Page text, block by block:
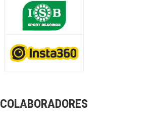
COLABORADORES